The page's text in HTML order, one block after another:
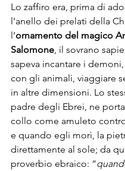
Lo zaffiro era, prima di
l’anello dei prelati della
l’ornamento del magico
Salomone , il sovrano
sapeva incantare i
con gli animali, viaggiare
in altre dimensioni. Lo
padre degli Ebrei, ne
collo come amuleto
e quando egli morì, la
direttamente al sole; da
proverbio ebraico: “